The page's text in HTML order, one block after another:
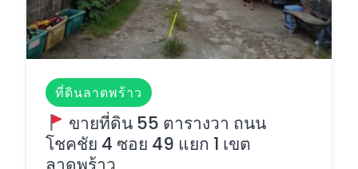
ที่ดินลาดพร้าว
ขายที่ดิน 55 ตารางวา ถนน
โชคชัย 4 ซอย 49 แยก 1 เขต